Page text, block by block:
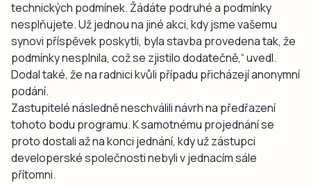
technických podmínek. Žádáte podruhé a podmínky
nesplňujete. Už jednou na jiné akci, kdy jsme vašemu
synovi příspěvek poskytli, byla stavba provedena tak, že
podmínky nesplnila, což se zjistilo dodatečně,“ uvedl.
Dodal také, že na radnici kvůli případu přicházejí anonymní
podání.
Zastupitelé následně neschválili návrh na předřazení
tohoto bodu programu. K samotnému projednání se
proto dostali až na konci jednání, kdy už zástupci
developerské společnosti nebyli v jednacím sále
přítomni.